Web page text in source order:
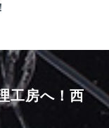
工房へ！ 西